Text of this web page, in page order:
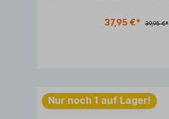
37,95 €* 39,95 €*
Nur noch 1 auf Lager!